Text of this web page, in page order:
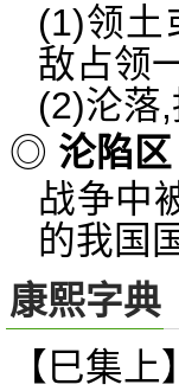
(1)领土
敌占领
(2)沦落
◎ 沦陷区
战争中
的我国
康熙字典
【巳集